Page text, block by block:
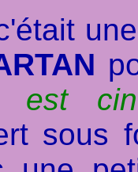
est
sous